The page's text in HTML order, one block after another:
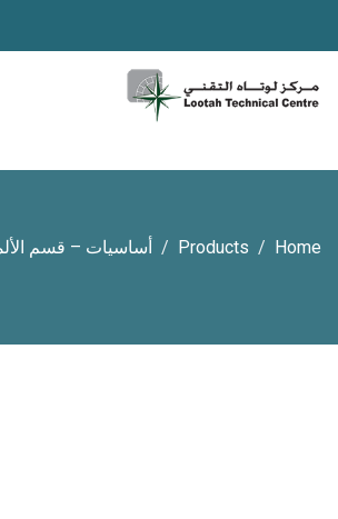
Home
Products أساسيات – قسم